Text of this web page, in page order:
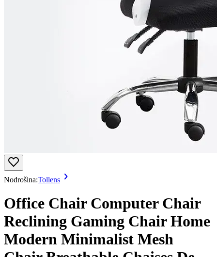
Nodrošina:Tollens
Office Chair Computer Chair
Reclining Gaming Chair Home
Modern Minimalist Mesh